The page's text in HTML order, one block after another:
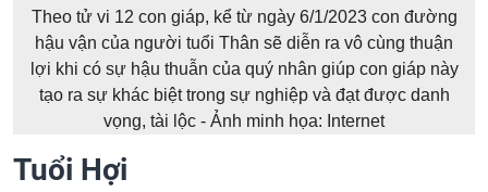
Theo tử vi 12 con giáp, kể từ ngày 6/1/2023 con đường
hậu vận của người tuổi Thân sẽ diễn ra vô cùng thuận
lợi khi có sự hậu thuẫn của quý nhân giúp con giáp này
tạo ra sự khác biệt trong sự nghiệp và đạt được danh
vọng, tài lộc - Ảnh minh họa: Internet
Tuổi Hợi